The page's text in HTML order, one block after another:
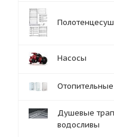
Насосы
Душевые
водосливы